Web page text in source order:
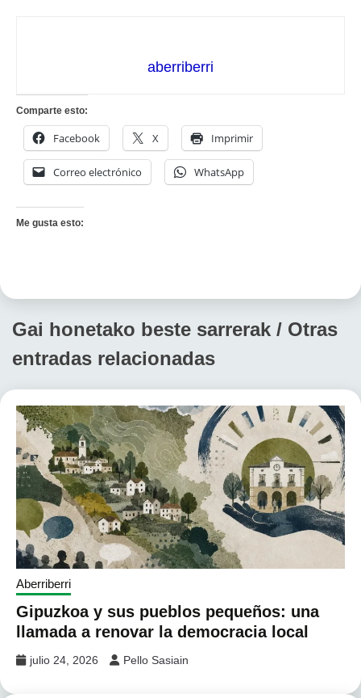
aberriberri
Comparte esto:
Facebook X Imprimir
Correo electrónico WhatsApp
Me gusta esto:
Gai honetako beste sarrerak / Otras
entradas relacionadas
Aberriberri
Gipuzkoa y sus pueblos pequeños: una
llamada a renovar la democracia local
julio 24, 2026 Pello Sasiain